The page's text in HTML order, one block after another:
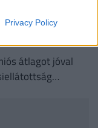
Privacy Policy
utakat: ez
átlagot jóval